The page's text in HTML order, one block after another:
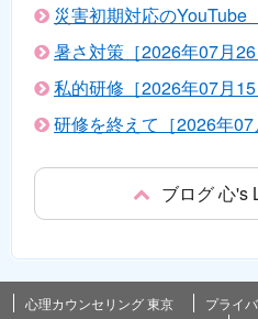
災害初期対応のYouTube
暑さ対策［2026年07月26
私的研修［2026年07月15
研修を終えて［2026年07
ブログ 心's
心理カウンセリング 東京 プライ